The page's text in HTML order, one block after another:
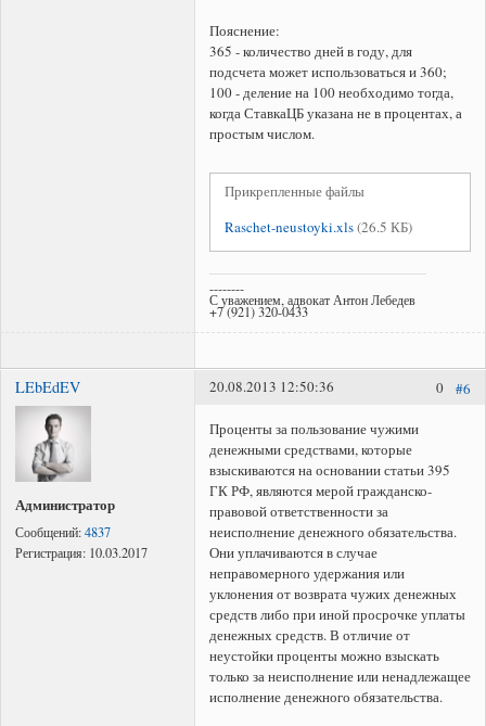
Пояснение:
365 - количество дней в году, для
подсчета может использоваться и 360;
100 - деление на 100 необходимо тогда,
когда СтавкаЦБ указана не в процентах, а
простым числом.
Прикрепленные файлы
Raschet-neustoyki.xls(26.5 КБ)
--------
С уважением, адвокат Антон Лебедев
+7 (921) 320-0433
LEbEdEV
Администратор
Сообщений:4837
Регистрация: 10.03.2017
#6
0
20.08.2013 12:50:36
Проценты за пользование чужими
денежными средствами, которые
взыскиваются на основании статьи 395
ГК РФ, являются мерой гражданско-
правовой ответственности за
неисполнение денежного обязательства.
Они уплачиваются в случае
неправомерного удержания или
уклонения от возврата чужих денежных
средств либо при иной просрочке уплаты
денежных средств. В отличие от
неустойки проценты можно взыскать
только за неисполнение или ненадлежащее
исполнение денежного обязательства.